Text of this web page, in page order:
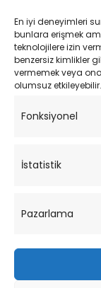
En iyi deneyimleri
bunlara erişmek
teknolojilere izin
benzersiz kimlikler
vermemek veya
olumsuz etkileyebilir.
Fonksiyonel
İstatistik
Pazarlama
Kişisel Verilerin
Mesafeli Satış
Sipariş Takibi